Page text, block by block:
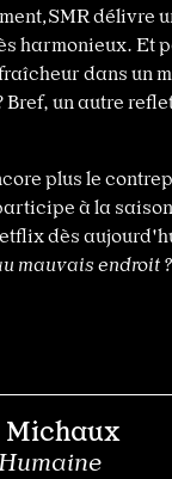
,SMR délivre
harmonieux. Et
dans un
un autre
plus le
à la
dès
mauvais endroit
Michaux